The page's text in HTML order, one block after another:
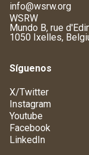
info@wsrw.org
WSRW
Mundo B, rue
1050 Ixelles,
Síguenos
X/Twitter
Instagram
Youtube
Facebook
LinkedIn